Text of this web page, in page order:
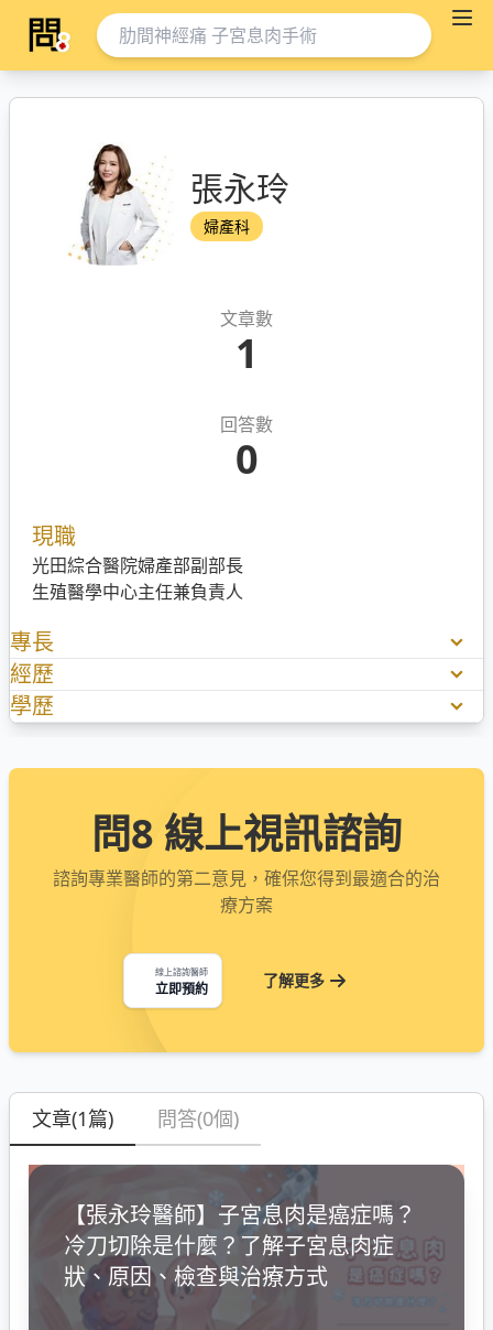
張永玲
婦產科
文章數
1
回答數
0
現職
光田綜合醫院婦產部副部長
生殖醫學中心主任兼負責人
專長
不孕症施術醫師
達文西手術(單孔，無創自然孔，婦女泌尿、婦科腫瘤、
婦癌手術)
腹腔鏡微創手術（所有婦科手術）
海扶刀手術
陰道整型及陰道填充物植入術尿失禁手術
產前檢查及產科手術
經歷
童綜合不孕症試管嬰兒中心主任
童綜合生殖內分泌科主任
中國醫藥大學附設醫院婦產部住院醫師
韓國CHA women fertilitycenter 訓練
學歷
問8 線上視訊諮詢
諮詢專業醫師的第二意見，確保您得到最適合的治
療方案
線上諮詢醫師
立即預約 了解更多
文章(1篇) 問答(0個)
【張永玲醫師】子宮息肉是癌症嗎？
冷刀切除是什麼？了解子宮息肉症
狀、原因、檢查與治療方式